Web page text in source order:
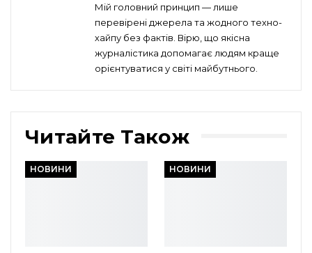
Мій головний принцип — лише
перевірені джерела та жодного техно-
хайпу без фактів. Вірю, що якісна
журналістика допомагає людям краще
орієнтуватися у світі майбутнього.
Читайте Також
НОВИНИ НОВИНИ